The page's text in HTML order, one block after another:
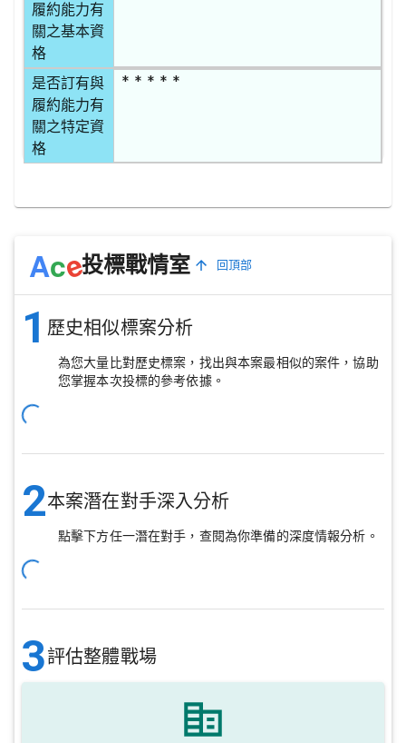
履約能力有
關之基本資
格
是否訂有與
履約能力有
關之特定資
格
* * * * *
Ace投標戰情室 回頂部
1 歷史相似標案分析
為您大量比對歷史標案，找出與本案最相似的案件，協助
您掌握本次投標的參考依據。
2本案潛在對手深入分析
點擊下方任一潛在對手，查閱為你準備的深度情報分析。
3評估整體戰場